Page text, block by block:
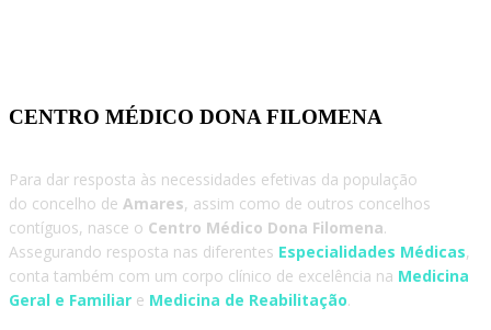
CENTRO MÉDICO DONA FILOMENA
Para dar resposta às necessidades efetivas da população
do concelho de Amares, assim como de outros concelhos
contíguos, nasce o Centro Médico Dona Filomena.
Assegurando resposta nas diferentes Especialidades Médicas,
conta também com um corpo clínico de excelência na Medicina
Geral e Familiar e Medicina de Reabilitação.